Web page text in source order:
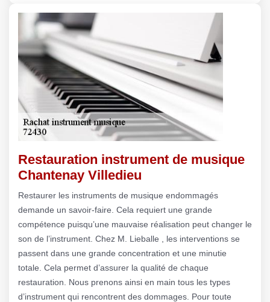
Restauration instrument de musique
Chantenay Villedieu
Restaurer les instruments de musique endommagés
demande un savoir-faire. Cela requiert une grande
compétence puisqu’une mauvaise réalisation peut changer le
son de l’instrument. Chez M. Lieballe , les interventions se
passent dans une grande concentration et une minutie
totale. Cela permet d’assurer la qualité de chaque
restauration. Nous prenons ainsi en main tous les types
d’instrument qui rencontrent des dommages. Pour toute